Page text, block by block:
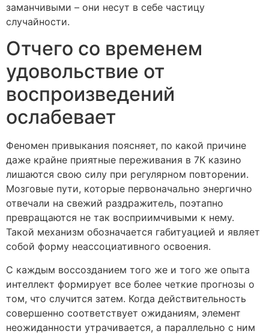
заманчивыми – они несут в себе частицу
случайности.
Отчего со временем
удовольствие от
воспроизведений
ослабевает
Феномен привыкания поясняет, по какой причине
даже крайне приятные переживания в 7К казино
лишаются свою силу при регулярном повторении.
Мозговые пути, которые первоначально энергично
отвечали на свежий раздражитель, поэтапно
превращаются не так восприимчивыми к нему.
Такой механизм обозначается габитуацией и являет
собой форму неассоциативного освоения.
С каждым воссозданием того же и того же опыта
интеллект формирует все более четкие прогнозы о
том, что случится затем. Когда действительность
совершенно соответствует ожиданиям, элемент
неожиданности утрачивается, а параллельно с ним